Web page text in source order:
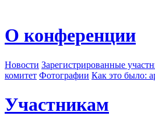
О конференции
Новости Зарегистрированные
комитет Фотографии Как это было:
Участникам